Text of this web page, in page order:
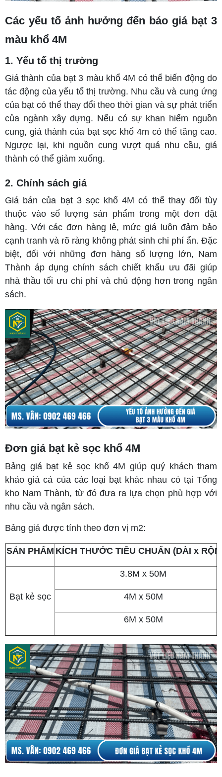
Các yếu tố ảnh hưởng đến báo giá bạt 3
màu khổ 4M
1. Yếu tố thị trường
Giá thành của bạt 3 màu khổ 4M có thể biến động do
tác động của yếu tố thị trường. Nhu cầu và cung ứng
của bạt có thể thay đổi theo thời gian và sự phát triển
của ngành xây dựng. Nếu có sự khan hiếm nguồn
cung, giá thành của bạt sọc khổ 4m có thể tăng cao.
Ngược lại, khi nguồn cung vượt quá nhu cầu, giá
thành có thể giảm xuống.
2. Chính sách giá
Giá bán của bạt 3 sọc khổ 4M có thể thay đổi tùy
thuộc vào số lượng sản phẩm trong một đơn đặt
hàng. Với các đơn hàng lẻ, mức giá luôn đảm bảo
cạnh tranh và rõ ràng không phát sinh chi phí ẩn. Đặc
biệt, đối với những đơn hàng số lượng lớn, Nam
Thành áp dụng chính sách chiết khấu ưu đãi giúp
nhà thầu tối ưu chi phí và chủ động hơn trong ngân
sách.
Đơn giá bạt kẻ sọc khổ 4M
Bảng giá bạt kẻ sọc khổ 4M giúp quý khách tham
khảo giá cả của các loại bạt khác nhau có tại Tổng
kho Nam Thành, từ đó đưa ra lựa chọn phù hợp với
nhu cầu và ngân sách.
Bảng giá được tính theo đơn vị m2:
SẢN PHẨM KÍCH THƯỚC TIÊU CHUẨN (DÀI x
Bạt kẻ sọc
3.8M x 50M
4M x 50M
6M x 50M